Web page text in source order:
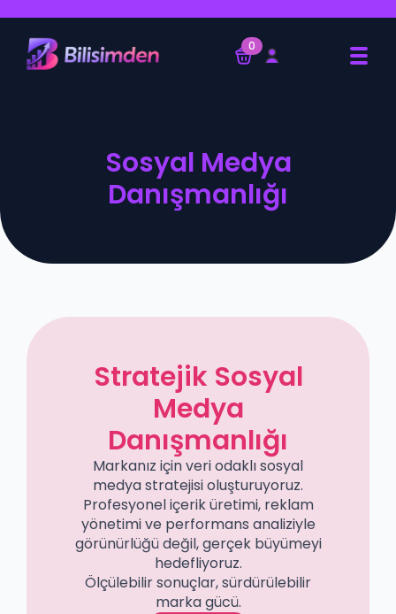
0
Sosyal Medya
Danışmanlığı
Stratejik Sosyal
Medya
Danışmanlığı
Markanız için veri odaklı sosyal
medya stratejisi oluşturuyoruz.
Profesyonel içerik üretimi, reklam
yönetimi ve performans analiziyle
görünürlüğü değil, gerçek büyümeyi
hedefliyoruz.
Ölçülebilir sonuçlar, sürdürülebilir
marka gücü.